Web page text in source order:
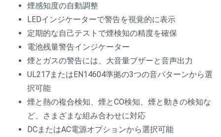
煙感知度の自動調整
LEDインジケーターで警告を視覚的に表示
定期的な自己テストで煙検知の精度を確保
電池残量警告インジケーター
煙とガスの警告には、大音量ブザーと音声出力
UL217またはEN14604準拠の3つの音パターンから選
択可能
煙と熱の複合検知、煙とCO検知、煙と動きの検知な
ど、さまざまな組み合わせに対応
DCまたはAC電源オプションから選択可能